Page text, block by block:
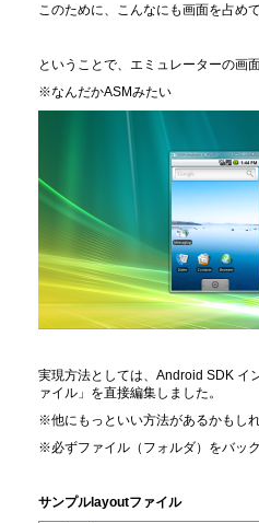
このために、こんなにも画面を占め
ということで、エミュレーターの画
※なんだかASMみたい
実現方法としては、Android SDK イ
ァイル」を直接編集しました。
※他にもっといい方法があるかもしれ
※必ずファイル（フォルダ）をバッ
サンプルlayoutファイル